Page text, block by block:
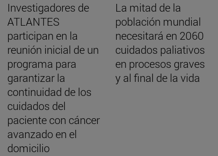
Investigadores de
ATLANTES
participan en la
reunión inicial de un
programa para
garantizar la
continuidad de los
cuidados del
paciente con cáncer
avanzado en el
domicilio
La mitad de la
población mundial
necesitará en 2060
cuidados paliativos
en procesos graves
y al final de la vida